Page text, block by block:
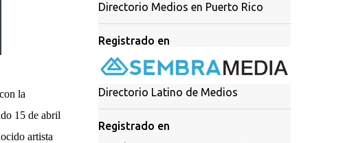
la
15 de abril
artista
Directorio Medios en Puerto Rico
Registrado en
Directorio Latino de Medios
Registrado en